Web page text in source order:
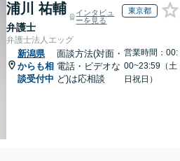
浦川 祐輔
弁護士
インタビュ
ーを見る
東京都
弁護士法人エッグ
新潟県
からも相
談受付中
面談方法(対面・
電話・ビデオな
ど)は応相談
営業時間：00:
00~23:59（土
日祝日）